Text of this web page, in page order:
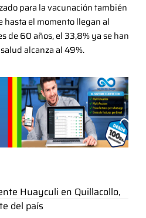
para la vacunación también
hasta el momento llegan al
de 60 años, el 33,8% ya se han
alcanza al 49%.
Huayculi en Quillacollo,
del país